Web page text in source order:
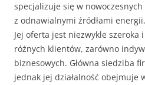
specjalizuje się w
z odnawialnymi źródłami
Jej oferta jest niezwykle szeroka
różnych klientów, zarówno
biznesowych. Główna siedziba
jednak jej działalność obejmuje